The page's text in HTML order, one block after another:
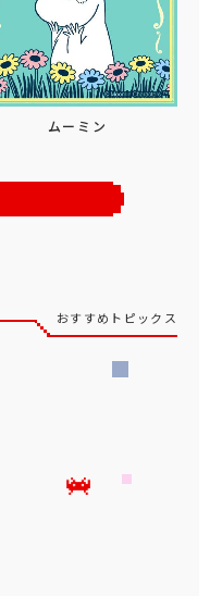
ムーミン
おすすめトピックス